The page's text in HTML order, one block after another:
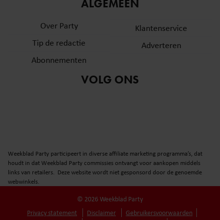
partners kunnen deze gegevens combineren met andere
verzameld op basis van uw gebruik van hun services. U
gaat akkoord met onze cookies als u onze website blijft
ALGEMEEN
Over Party
Tip de redactie
Abonnementen
Klantenservice
Adverteren
VOLG ONS
Weekblad Party participeert in diverse affiliate marketing programma’s, dat
houdt in dat Weekblad Party commissies ontvangt voor aankopen middels
links van retailers. Deze website wordt niet gesponsord door de genoemde
webwinkels.
© 2026 Weekblad Party
Privacy statement
Disclaimer
Gebruikersvoorwaarden